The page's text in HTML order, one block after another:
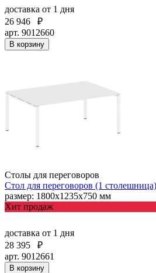
доставка от 1 дня
26 946
₽
арт. 9012660
В корзину
Столы для переговоров
Стол для переговоров (1
размер: 1800х1235х750 мм
Хит продаж
доставка от 1 дня
28 395
₽
арт. 9012661
В корзину